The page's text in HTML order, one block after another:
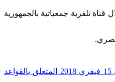
على إجازة إحداث واستغلال قناة تلفزية جمعياتية بالجمهورية
.
قرار الهيئة العليا المستقلة للاتصال السمعي والبصري عدد 1 لسنة 2018 المؤرخ في 15 فيفري 2018 المتعلق بالقواعد